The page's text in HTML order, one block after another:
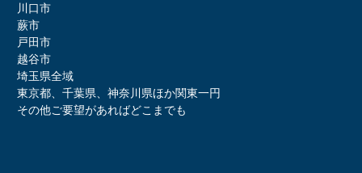
川口市
蕨市
戸田市
越谷市
埼玉県全域
東京都、千葉県、神奈川県ほか関東一円
その他ご要望があればどこまでも